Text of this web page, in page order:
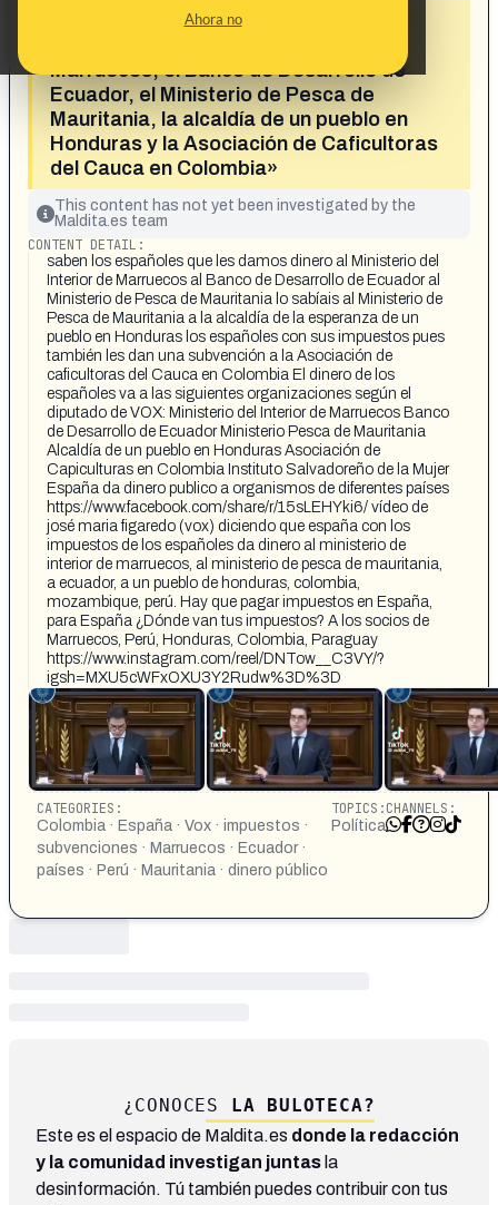
Ahora no
«Los españoles, con sus impuestos,
Marruecos, el Banco de Desarrollo de
Ecuador, el Ministerio de Pesca de
Mauritania, la alcaldía de un pueblo en
Honduras y la Asociación de Caficultoras
del Cauca en Colombia»
This content has not yet been investigated by the
Maldita.es team
CONTENT DETAIL:
saben los españoles que les damos dinero al Ministerio del
Interior de Marruecos al Banco de Desarrollo de Ecuador al
Ministerio de Pesca de Mauritania lo sabíais al Ministerio de
Pesca de Mauritania a la alcaldía de la esperanza de un
pueblo en Honduras los españoles con sus impuestos pues
también les dan una subvención a la Asociación de
caficultoras del Cauca en Colombia El dinero de los
españoles va a las siguientes organizaciones según el
diputado de VOX: Ministerio del Interior de Marruecos Banco
de Desarrollo de Ecuador Ministerio Pesca de Mauritania
Alcaldía de un pueblo en Honduras Asociación de
Capiculturas en Colombia Instituto Salvadoreño de la Mujer
España da dinero publico a organismos de diferentes países
https://www.facebook.com/share/r/15sLEHYki6/ vídeo de
josé maria figaredo (vox) diciendo que españa con los
impuestos de los españoles da dinero al ministerio de
interior de marruecos, al ministerio de pesca de mauritania,
a ecuador, a un pueblo de honduras, colombia,
mozambique, perú. Hay que pagar impuestos en España,
para España ¿Dónde van tus impuestos? A los socios de
Marruecos, Perú, Honduras, Colombia, Paraguay
https://www.instagram.com/reel/DNTow__C3VY/?
igsh=MXU5cWFxOXU3Y2Rudw%3D%3D
CATEGORIES:
Colombia · España · Vox · impuestos ·
subvenciones · Marruecos · Ecuador ·
países · Perú · Mauritania · dinero público
TOPICS:
Política
CHANNELS:
¿CONOCES LA BULOTECA?
Este es el espacio de Maldita.es donde la redacción
y la comunidad investigan juntas la
desinformación. Tú también puedes contribuir con tus